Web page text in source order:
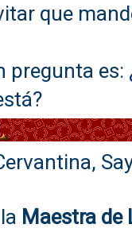
que
pregunta es:
Maestra de